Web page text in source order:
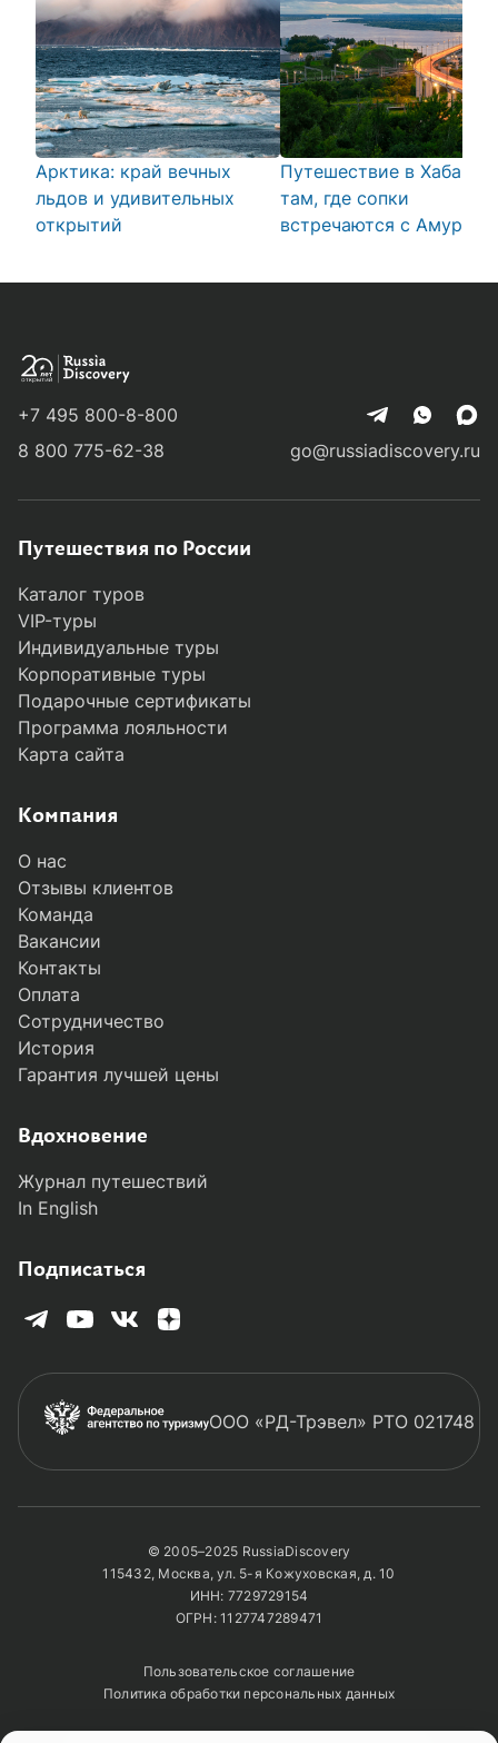
Арктика: край вечных
льдов и удивительных
открытий
Путешествие в
там, где сопки
встречаются с Амуром
+7 495 800-8-800
8 800 775-62-38
go@russiadiscovery.ru
Путешествия по России
Каталог туров
VIP-туры
Индивидуальные туры
Корпоративные туры
Подарочные сертификаты
Программа лояльности
Карта сайта
Компания
О нас
Отзывы клиентов
Команда
Вакансии
Контакты
Оплата
Сотрудничество
История
Гарантия лучшей цены
Вдохновение
Журнал путешествий
In English
Подписаться
ООО «РД-Трэвел» РТО 021748
© 2005–2025 RussiaDiscovery
115432, Москва, ул. 5-я Кожуховская, д. 10
ИНН: 7729729154
ОГРН: 1127747289471
Пользовательское соглашение
Политика обработки персональных данных